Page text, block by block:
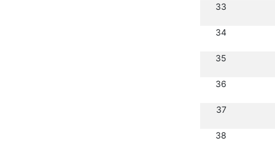
33
34
35
36
37
38